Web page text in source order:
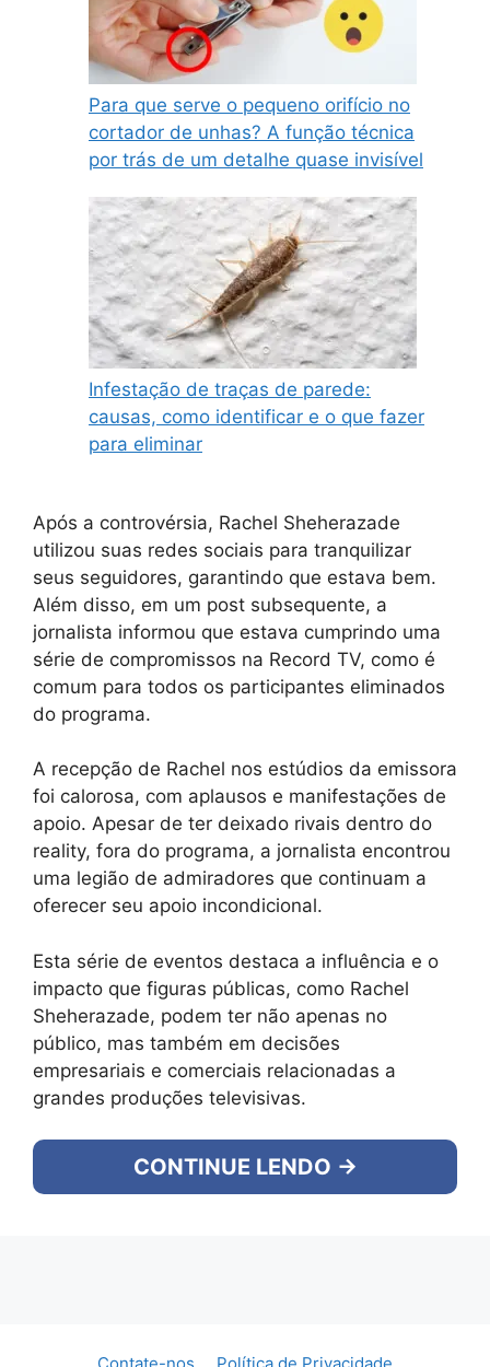
Para que serve o pequeno orifício no
cortador de unhas? A função técnica
por trás de um detalhe quase invisível
Infestação de traças de parede:
causas, como identificar e o que fazer
para eliminar
Após a controvérsia, Rachel Sheherazade
utilizou suas redes sociais para tranquilizar
seus seguidores, garantindo que estava bem.
Além disso, em um post subsequente, a
jornalista informou que estava cumprindo uma
série de compromissos na Record TV, como é
comum para todos os participantes eliminados
do programa.
A recepção de Rachel nos estúdios da emissora
foi calorosa, com aplausos e manifestações de
apoio. Apesar de ter deixado rivais dentro do
reality, fora do programa, a jornalista encontrou
uma legião de admiradores que continuam a
oferecer seu apoio incondicional.
Esta série de eventos destaca a influência e o
impacto que figuras públicas, como Rachel
Sheherazade, podem ter não apenas no
público, mas também em decisões
empresariais e comerciais relacionadas a
grandes produções televisivas.
CONTINUE LENDO →